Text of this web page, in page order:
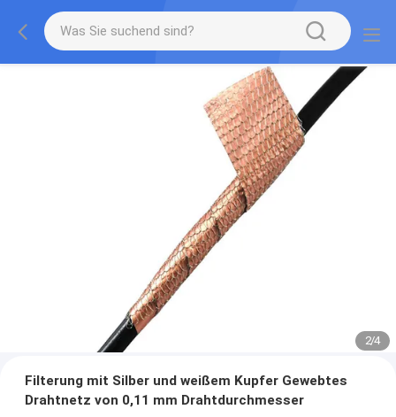
2/4
Filterung mit Silber und weißem Kupfer Gewebtes
Drahtnetz von 0,11 mm Drahtdurchmesser